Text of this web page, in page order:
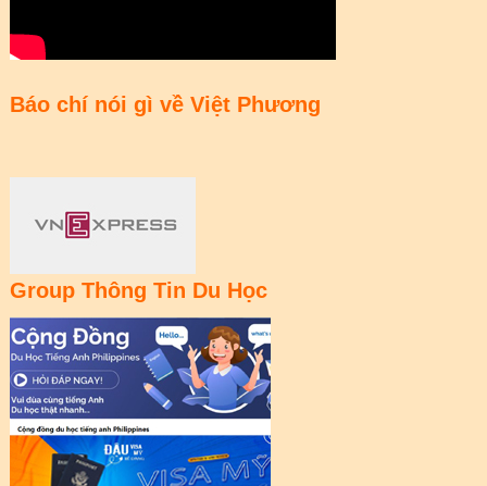
Báo chí nói gì về Việt Phương
Group Thông Tin Du Học